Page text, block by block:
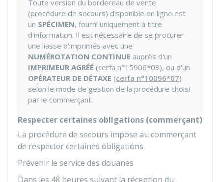
Toute version du bordereau de vente
(procédure de secours) disponible en ligne est
un SPÉCIMEN, fourni uniquement à titre
d'information. Il est nécessaire de se procurer
une liasse d'imprimés avec une
NUMÉROTATION CONTINUE auprès d'un
IMPRIMEUR AGRÉÉ (cerfa n°15906*03), ou d'un
OPÉRATEUR DE DÉTAXE (cerfa n°10096*07)
selon le mode de gestion de la procédure choisi
par le commerçant.
Respecter certaines obligations (commerçant)
La procédure de secours impose au commerçant
de respecter certaines obligations.
Prévenir le service des douanes
Dans les 48 heures suivant la réception du